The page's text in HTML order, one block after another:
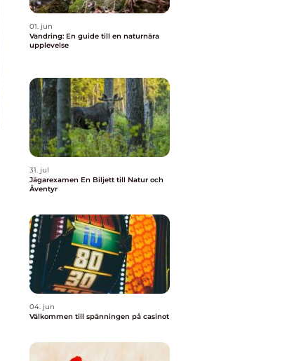
01. jun
Vandring: En guide till en naturnära
upplevelse
31. jul
Jägarexamen En Biljett till Natur och
Äventyr
04. jun
Välkommen till spänningen på casinot